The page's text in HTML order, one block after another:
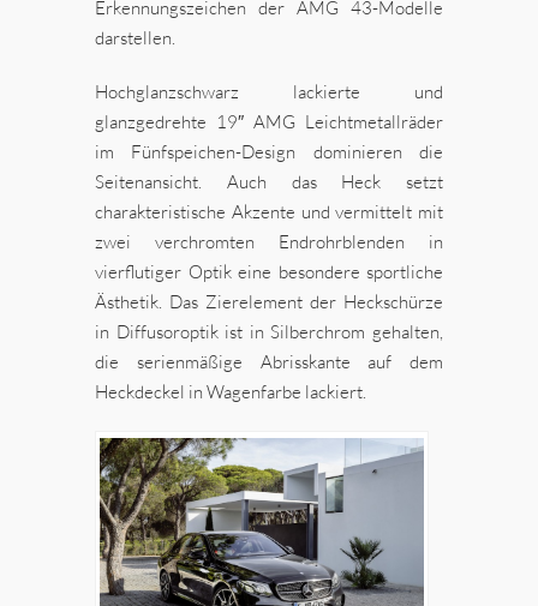
Erkennungszeichen der AMG 43-Modelle
darstellen.
Hochglanzschwarz lackierte und
glanzgedrehte 19″ AMG Leichtmetallräder
im Fünfspeichen-Design dominieren die
Seitenansicht. Auch das Heck setzt
charakteristische Akzente und vermittelt mit
zwei verchromten Endrohrblenden in
vierflutiger Optik eine besondere sportliche
Ästhetik. Das Zierelement der Heckschürze
in Diffusoroptik ist in Silberchrom gehalten,
die serienmäßige Abrisskante auf dem
Heckdeckel in Wagenfarbe lackiert.